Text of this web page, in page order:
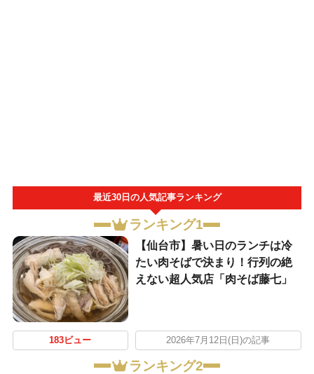
最近30日の人気記事ランキング
ランキング1
【仙台市】暑い日のランチは冷
たい肉そばで決まり！行列の絶
えない超人気店「肉そば藤七」
183ビュー 2026年7月12日(日)の記事
ランキング2